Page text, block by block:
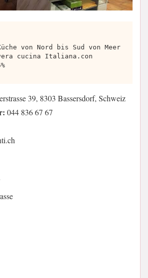
von Nord bis Sud von Meer
cucina Italiana.con
39, 8303 Bassersdorf, Schweiz
044 836 67 67